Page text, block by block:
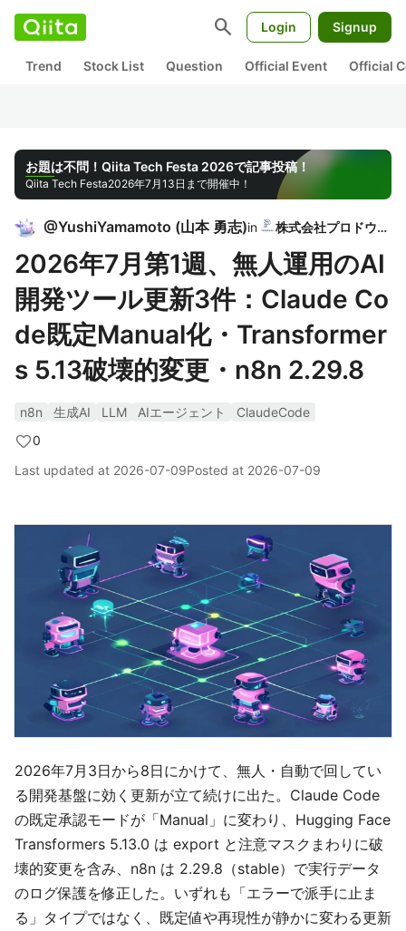
search Login Signup
Trend Stock List Question Official Event Official
お題は不問！Qiita Tech Festa 2026で記事投稿！
Qiita Tech Festa2026年7月13日まで開催中！
@YushiYamamoto (山本 勇志)in 株式会社プロドウガ
2026年7月第1週、無人運用のAI
開発ツール更新3件：Claude Co
de既定Manual化・Transformer
s 5.13破壊的変更・n8n 2.29.8
n8n 生成AI LLM AIエージェント
ClaudeCode
0
Last updated at 2026-07-09Posted at 2026-07-09
2026年7月3日から8日にかけて、無人・自動で回してい
る開発基盤に効く更新が立て続けに出た。Claude Code
の既定承認モードが「Manual」に変わり、Hugging Face
Transformers 5.13.0 は export と注意マスクまわりに破
壊的変更を含み、n8n は 2.29.8（stable）で実行データ
のログ保護を修正した。いずれも「エラーで派手に止ま
る」タイプではなく、既定値や再現性が静かに変わる更新